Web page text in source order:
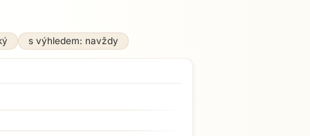
s výhledem: navždy